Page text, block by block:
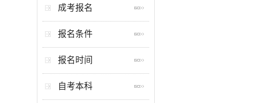
成考报名
报名条件
报名时间
自考本科